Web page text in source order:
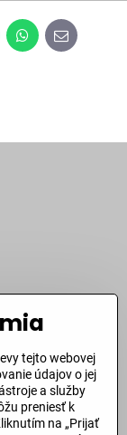
WhatsApp
E-
mail
môžete
emailu.
tejto webovej
údajov o jej
a služby
preniesť k
na „Prijať